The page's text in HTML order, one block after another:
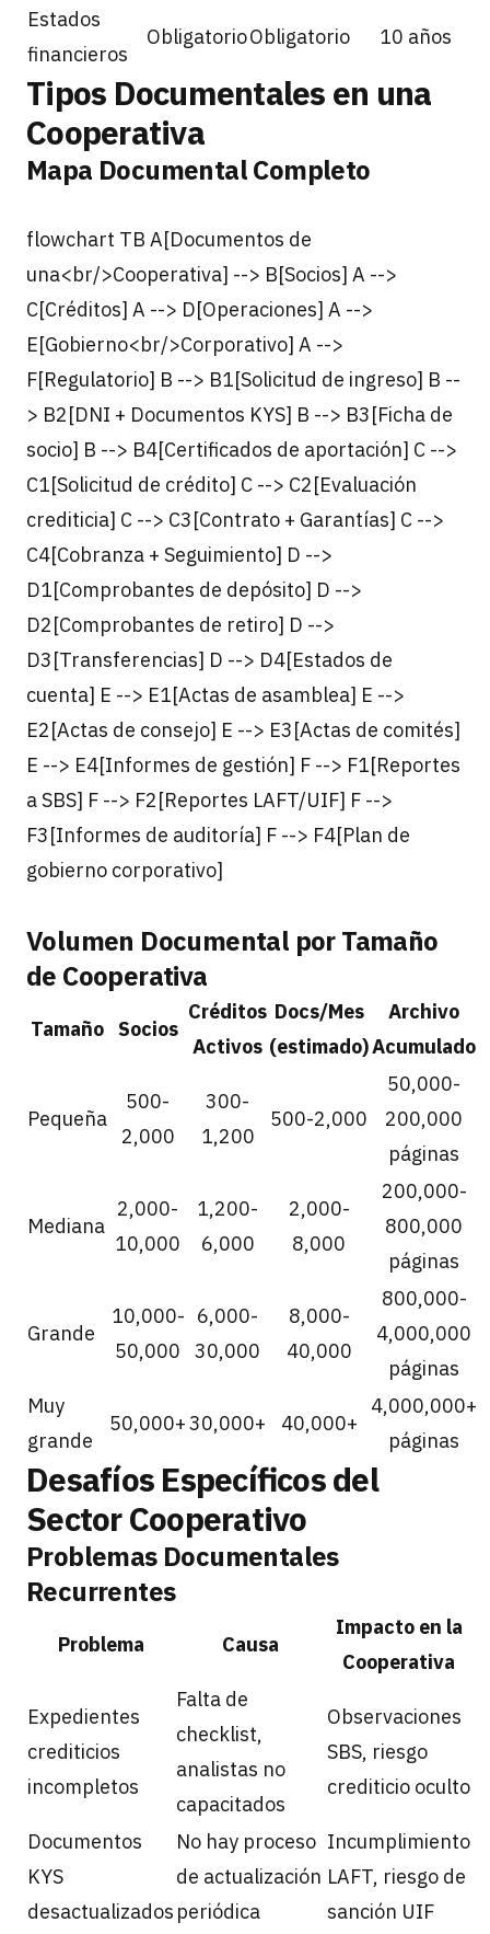
Estados
financieros
ObligatorioObligatorio 10 años
Tipos Documentales en una
Cooperativa
Mapa Documental Completo
flowchart TB A[Documentos de
una<br/>Cooperativa] --> B[Socios] A -->
C[Créditos] A --> D[Operaciones] A -->
E[Gobierno<br/>Corporativo] A -->
F[Regulatorio] B --> B1[Solicitud de ingreso] B --
> B2[DNI + Documentos KYS] B --> B3[Ficha de
socio] B --> B4[Certificados de aportación] C -->
C1[Solicitud de crédito] C --> C2[Evaluación
crediticia] C --> C3[Contrato + Garantías] C -->
C4[Cobranza + Seguimiento] D -->
D1[Comprobantes de depósito] D -->
D2[Comprobantes de retiro] D -->
D3[Transferencias] D --> D4[Estados de
cuenta] E --> E1[Actas de asamblea] E -->
E2[Actas de consejo] E --> E3[Actas de comités]
E --> E4[Informes de gestión] F --> F1[Reportes
a SBS] F --> F2[Reportes LAFT/UIF] F -->
F3[Informes de auditoría] F --> F4[Plan de
gobierno corporativo]
Volumen Documental por Tamaño
de Cooperativa
Tamaño Socios
Créditos
Activos
Docs/Mes
(estimado)
Archivo
Acumulado
Pequeña
500-
2,000
300-
1,200
500-2,000
50,000-
200,000
páginas
Mediana
2,000-
10,000
1,200-
6,000
2,000-
8,000
200,000-
800,000
páginas
Grande
10,000-
50,000
6,000-
30,000
8,000-
40,000
800,000-
4,000,000
páginas
Muy
grande
50,000+30,000+ 40,000+
4,000,000+
páginas
Desafíos Específicos del
Sector Cooperativo
Problemas Documentales
Recurrentes
Problema Causa
Impacto en la
Cooperativa
Expedientes
crediticios
incompletos
Falta de
checklist,
analistas no
capacitados
Observaciones
SBS, riesgo
crediticio oculto
Documentos
KYS
desactualizados
No hay proceso
de actualización
periódica
Incumplimiento
LAFT, riesgo de
sanción UIF